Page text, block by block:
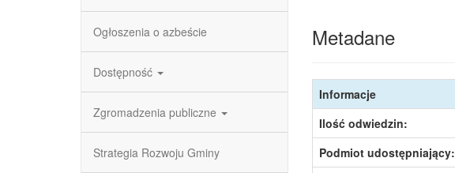
Ogłoszenia o azbeście
Dostępność
Zgromadzenia publiczne
Strategia Rozwoju Gminy
Metadane
Informacje
Ilość odwiedzin:
Podmiot udostępniający: